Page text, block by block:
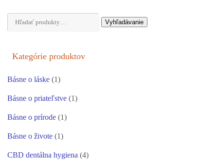
Hľadať: Vyhľadávanie
Kategórie produktov
Básne o láske (1)
Básne o priateľstve (1)
Básne o prírode (1)
Básne o živote (1)
CBD dentálna hygiena (4)